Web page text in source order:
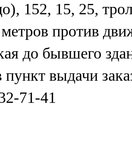
152, 15, 25,
против
до бывшего
пункт выдачи
71-41